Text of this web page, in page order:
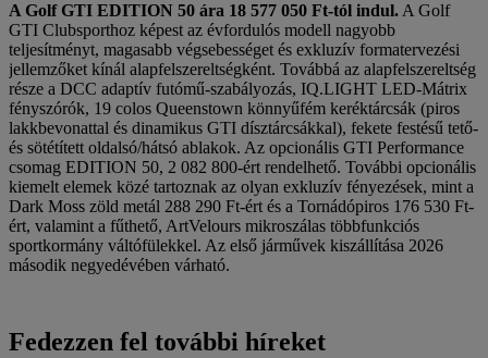
A Golf GTI EDITION 50 ára 18 577 050 Ft-tól indul. A Golf
GTI Clubsporthoz képest az évfordulós modell nagyobb
teljesítményt, magasabb végsebességet és exkluzív formatervezési
jellemzőket kínál alapfelszereltségként. Továbbá az alapfelszereltség
része a DCC adaptív futómű-szabályozás, IQ.LIGHT LED-Mátrix
fényszórók, 19 colos Queenstown könnyűfém keréktárcsák (piros
lakkbevonattal és dinamikus GTI dísztárcsákkal), fekete festésű tető-
és sötétített oldalsó/hátsó ablakok. Az opcionális GTI Performance
csomag EDITION 50, 2 082 800-ért rendelhető. További opcionális
kiemelt elemek közé tartoznak az olyan exkluzív fényezések, mint a
Dark Moss zöld metál 288 290 Ft-ért és a Tornádópiros 176 530 Ft-
ért, valamint a fűthető, ArtVelours mikroszálas többfunkciós
sportkormány váltófülekkel. Az első járművek kiszállítása 2026
második negyedévében várható.
Fedezzen fel további híreket